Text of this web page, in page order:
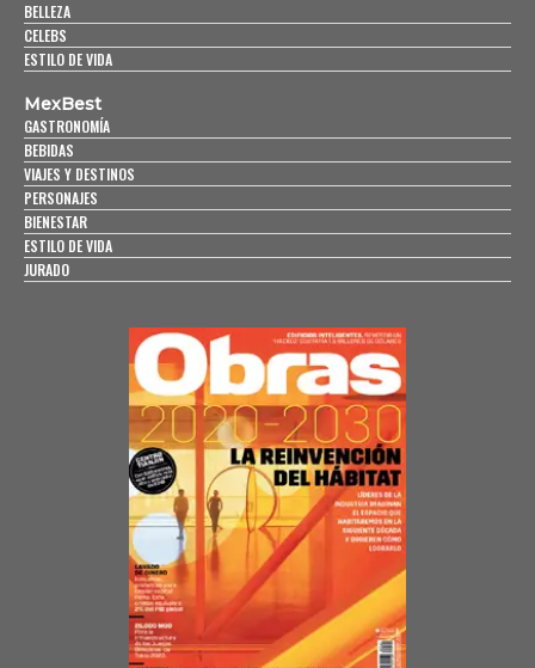
BELLEZA
CELEBS
ESTILO DE VIDA
MexBest
GASTRONOMÍA
BEBIDAS
VIAJES Y DESTINOS
PERSONAJES
BIENESTAR
ESTILO DE VIDA
JURADO